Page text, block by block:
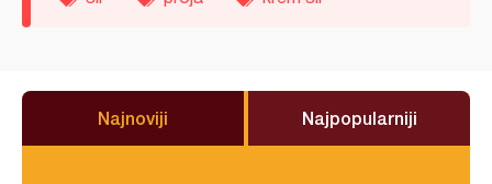
Najnoviji Najpopularniji